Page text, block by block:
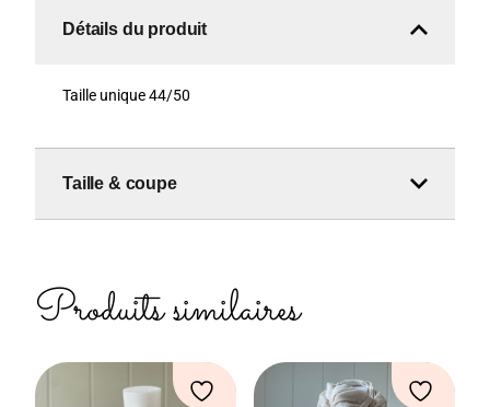
Détails du produit
Taille unique 44/50
Taille & coupe
Produits similaires